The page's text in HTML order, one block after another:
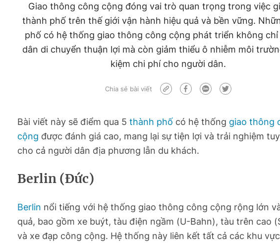
Giao thông công cộng đóng vai trò quan trọng trong việc
thành phố trên thế giới vận hành hiệu quả và bền vững.
phố có hệ thống giao thông công cộng phát triển không chỉ
dân di chuyển thuận lợi mà còn giảm thiểu ô nhiễm môi
kiệm chi phí cho người dân.
Chia sẻ bài viết
Bài viết này sẽ điểm qua 5 thành phố có hệ thống giao thông
cộng được đánh giá cao, mang lại sự tiện lợi và trải nghiệm
cho cả người dân địa phương lẫn du khách.
Berlin (Đức)
Berlin nổi tiếng với hệ thống giao thông công cộng rộng lớn
quả, bao gồm xe buýt, tàu điện ngầm (U-Bahn), tàu trên cao
và xe đạp công cộng. Hệ thống này liên kết tất cả các khu